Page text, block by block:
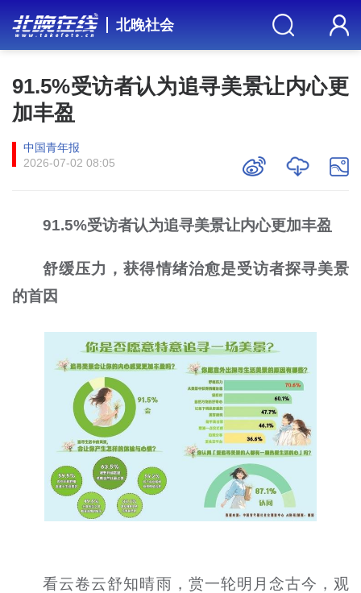
北晚社会
91.5%受访者认为追寻美景让内心更
加丰盈
中国青年报
2026-07-02 08:05
91.5%受访者认为追寻美景让内心更加丰盈
舒缓压力，获得情绪治愈是受访者探寻美景
的首因
看云卷云舒知晴雨，赏一轮明月念古今，观